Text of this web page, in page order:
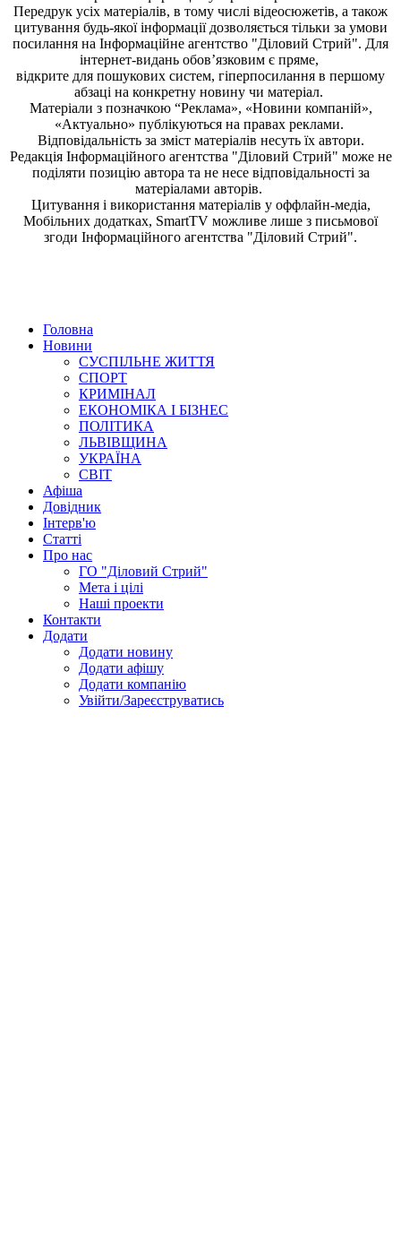
Передрук усіх матеріалів, в тому числі відеосюжетів, а також
цитування будь-якої інформації дозволяється тільки за умови
посилання на Інформаційне агентство "Діловий Стрий". Для
інтернет-видань обов’язковим є пряме,
відкрите для пошукових систем, гіперпосилання в першому
абзаці на конкретну новину чи матеріал.
Матеріали з позначкою “Реклама», «Новини компаній»,
«Актуально» публікуються на правах реклами.
Відповідальність за зміст матеріалів несуть їх автори.
Редакція Інформаційного агентства "Діловий Стрий" може не
поділяти позицію автора та не несе відповідальності за
матеріалами авторів.
Цитування і використання матеріалів у оффлайн-медіа,
Мобільних додатках, SmartTV можливе лише з письмової
згоди Інформаційного агентства "Діловий Стрий".
Головна
Новини
СУСПІЛЬНЕ ЖИТТЯ
СПОРТ
КРИМІНАЛ
ЕКОНОМІКА І БІЗНЕС
ПОЛІТИКА
ЛЬВІВЩИНА
УКРАЇНА
СВІТ
Афіша
Довідник
Інтерв'ю
Статті
Про нас
ГО "Діловий Стрий"
Мета і цілі
Наші проекти
Контакти
Додати
Додати новину
Додати афішу
Додати компанію
Увійти/Зареєструватись